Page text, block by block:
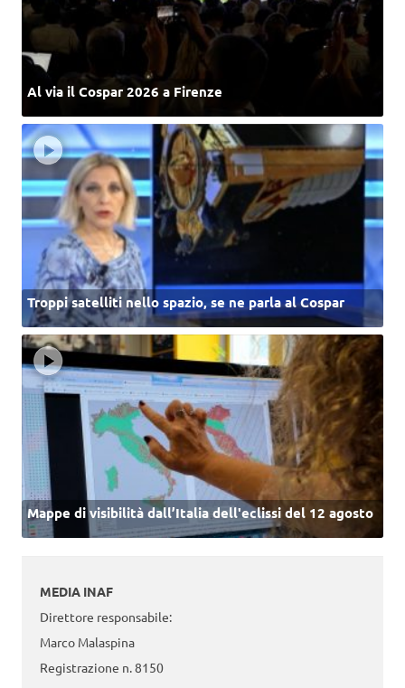
Al via il Cospar 2026 a Firenze
Troppi satelliti nello spazio, se ne parla al Cospar
Mappe di visibilità dall’Italia dell'eclissi del 12 agosto
MEDIA INAF
Direttore responsabile:
Marco Malaspina
Registrazione n. 8150